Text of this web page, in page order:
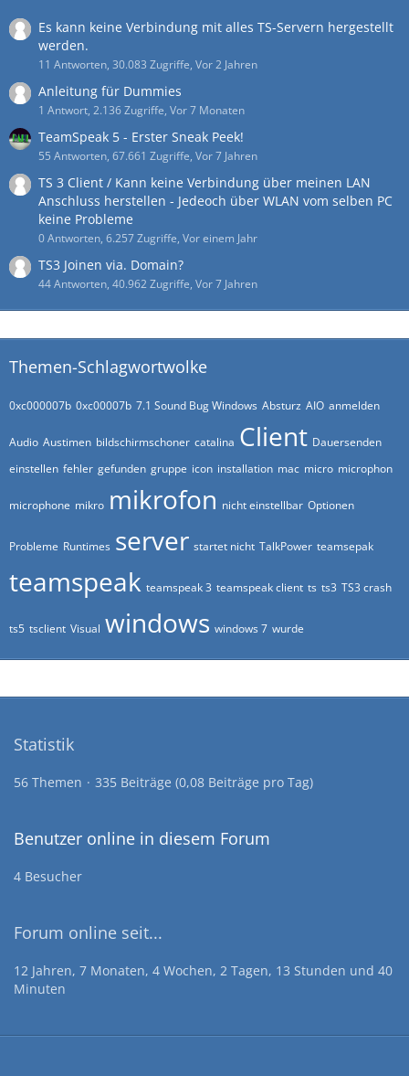
Es kann keine Verbindung mit alles TS-Servern hergestellt
werden.
11 Antworten, 30.083 Zugriffe, Vor 2 Jahren
Anleitung für Dummies
1 Antwort, 2.136 Zugriffe, Vor 7 Monaten
TeamSpeak 5 - Erster Sneak Peek!
55 Antworten, 67.661 Zugriffe, Vor 7 Jahren
TS 3 Client / Kann keine Verbindung über meinen LAN
Anschluss herstellen - Jedeoch über WLAN vom selben PC
keine Probleme
0 Antworten, 6.257 Zugriffe, Vor einem Jahr
TS3 Joinen via. Domain?
44 Antworten, 40.962 Zugriffe, Vor 7 Jahren
Themen-Schlagwortwolke
0xc000007b 0xc00007b 7.1 Sound Bug Windows Absturz AIO anmelden
Audio Austimen bildschirmschoner catalina Client Dauersenden
einstellen fehler gefunden gruppe icon installation mac micro microphon
microphone mikro mikrofon nicht einstellbar Optionen
Probleme Runtimes server startet nicht TalkPower teamsepak
teamspeak teamspeak 3 teamspeak client ts ts3 TS3 crash
ts5 tsclient Visual windows windows 7 wurde
Statistik
56 Themen 335 Beiträge (0,08 Beiträge pro Tag)
Benutzer online in diesem Forum
4 Besucher
Forum online seit...
12 Jahren, 7 Monaten, 4 Wochen, 2 Tagen, 13 Stunden und 40
Minuten